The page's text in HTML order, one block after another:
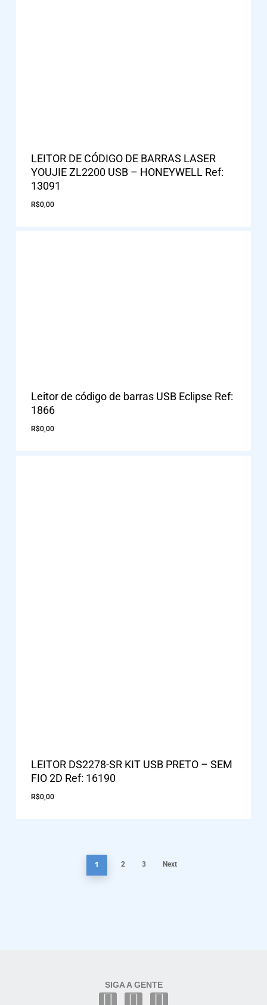
LEITOR DE CÓDIGO DE BARRAS LASER
YOUJIE ZL2200 USB – HONEYWELL Ref:
13091
R$0,00
Leitor de código de barras USB Eclipse Ref:
1866
R$0,00
LEITOR DS2278-SR KIT USB PRETO – SEM
FIO 2D Ref: 16190
R$0,00
1 2 3 Next
SIGA A GENTE